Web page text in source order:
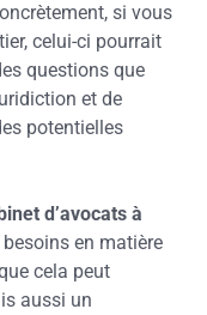
si vous
celui-ci pourrait
questions que
et de
potentielles
d’avocats à
en matière
cela peut
aussi un